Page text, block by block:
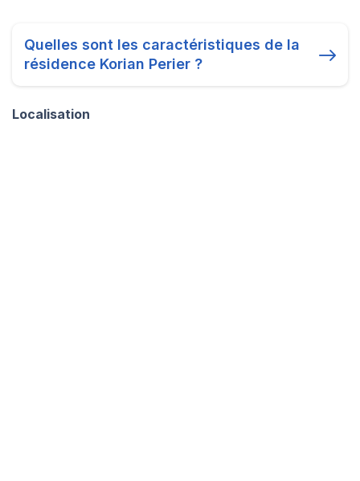
Quelles sont les caractéristiques de la
résidence Korian Perier ?
Localisation